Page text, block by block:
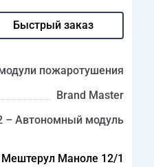
Быстрый заказ
пожаротушения
Brand Master
– Автономный модуль
Маноле 12/1